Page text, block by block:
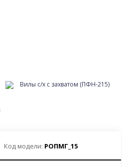
Вилы с/х с захватом (ПФН-215)
Код модели: РОПМГ_15